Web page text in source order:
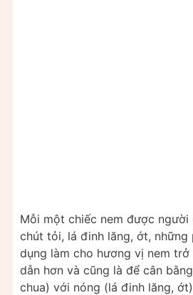
Mỗi một chiếc nem được người
chút tỏi, lá đinh lăng, ớt, những
dụng làm cho hương vị nem trở
dẫn hơn và cũng là để cân
chua) với nóng (lá đinh lăng,